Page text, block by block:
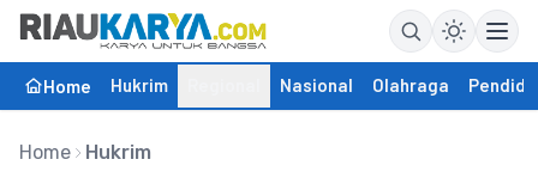
Home Hukrim Nasional Olahraga
Home Hukrim